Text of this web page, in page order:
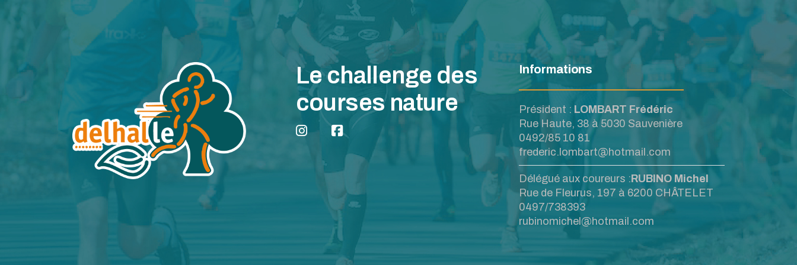
Le challenge des
courses nature
Informations
Président : LOMBART Frédéric
Rue Haute, 38 à 5030 Sauvenière
0492/85 10 81
frederic.lombart@hotmail.com
Délégué aux coureurs : RUBINO Michel
Rue de Fleurus, 197 à 6200 CHÂTELET
0497/738393
rubinomichel@hotmail.com